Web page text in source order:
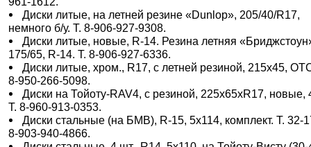
Диски литые, на летней резине «Dunlop», 205/40/R17,
немного б/у. Т. 8-906-927-9308.
Диски литые, новые, R-14. Резина летняя
175/65, R-14. Т. 8-906-927-6336.
Диски литые, хром., R17, с летней резиной, 215х45,
8-950-266-5098.
Диски на Тойоту-RAV4, c резиной, 225х65хR17, новые,
Т. 8-960-913-0353.
Диски стальные (на БМВ), R-15, 5х114, комплект. Т. 32-
8-903-940-4866.